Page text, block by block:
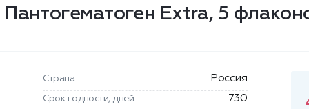
Extra, 5
Страна Россия
Срок годности, дней 730